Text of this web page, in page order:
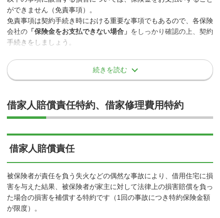
風災・雹災（ひょうさい）・雪災
突風・強風・竜巻・台風などの風による損害、落雹など氷の粒・塊
台風の強風により、近くの店舗の看板が飛んできて窓ガラスが
破損。窓付近に配置していたソファーも損傷してしまった。
ができません（免責事項）。
免責事項は契約手続き時における重要な事項でもあるので、各保険
会社の 「保険金をお支払できない場合」 をしっかり確認の上、契約
手続きをしましょう。
すべての損害保険金に共通の事項の例
契約者、被保険者またはこれらの方の法定代理人等の故意もし
くは重大な過失または法令違反
地震、噴火またはこれらが原因の津波による損害
核燃料物質等に起因する事故による損害
への吹込み、浸込みまたは漏入によって生じた損害
風災、雹災、または雪災の事故によって破損し、その破損部分から建
物内に吹込むことによって生じた損害は対象になります。
次のいずれかに該当する損害
続きを読む
借家人賠償責任特約、借家修理費用特約
借家人賠償責任
被保険者が責任を負う失火などの偶然な事故により、借用住宅に損
害を与えた結果、被保険者が家主に対して法律上の損害賠償を負っ
た場合の損害を補償する特約です（1回の事故につき特約保険金額
が限度）。